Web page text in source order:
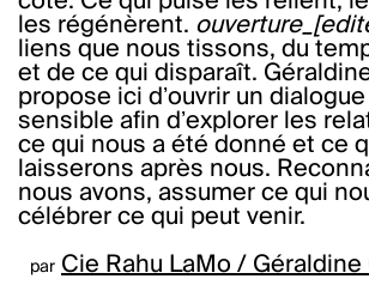
les régénèrent.
liens que nous tissons, du
et de ce qui disparaît.
propose ici dʼouvrir un
sensible afin dʼexplorer les
ce qui nous a été donné et ce
laisserons après nous.
nous avons, assumer ce qui
célébrer ce qui peut venir.
par Cie Rahu LaMo /